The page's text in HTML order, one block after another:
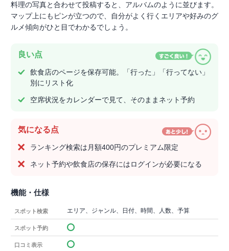
料理の写真と合わせて投稿すると、アルバムのように並びます。
マップ上にもピンが立つので、自分がよく行くエリアや好みのグ
ルメ傾向がひと目でわかるでしょう。
良い点
飲食店のページを保存可能。「行った」「行ってない」
別にリスト化
空席状況をカレンダーで見て、そのままネット予約
気になる点
ランキング検索は月額400円のプレミアム限定
ネット予約や飲食店の保存にはログインが必要になる
機能・仕様
スポット検索 エリア、ジャンル、日付、時間、人数、予算
スポット予約
口コミ表示